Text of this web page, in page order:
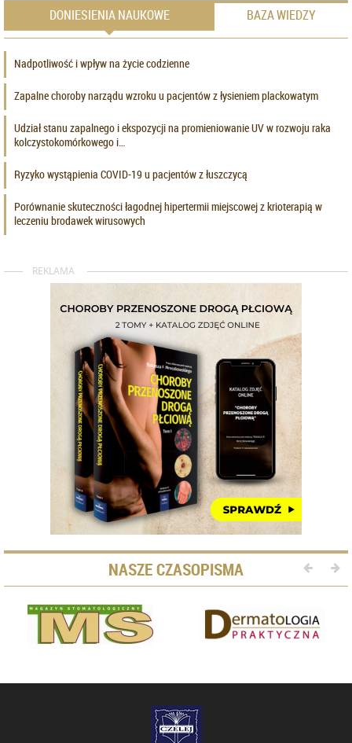
DONIESIENIA NAUKOWE BAZA WIEDZY
Nadpotliwość i wpływ na życie codzienne
Zapalne choroby narządu wzroku u pacjentów z łysieniem plackowatym
Udział stanu zapalnego i ekspozycji na promieniowanie UV w rozwoju raka
kolczystokomórkowego i…
Ryzyko wystąpienia COVID-19 u pacjentów z łuszczycą
Porównanie skuteczności łagodnej hipertermii miejscowej z krioterapią w
leczeniu brodawek wirusowych
REKLAMA
NASZE CZASOPISMA